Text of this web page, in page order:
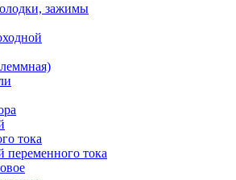
зажимы
тока
переменного тока